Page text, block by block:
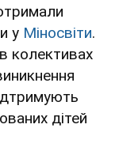
у Міносвіти.
колективах
дітей